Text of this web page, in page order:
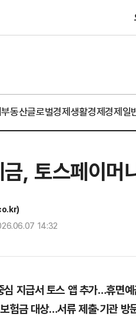
부동산글로벌경제생활경제경제일
, 토스페이
14:32
심 지급서 토스 앱 추가…휴면
험금 대상…서류 제출·기관 방